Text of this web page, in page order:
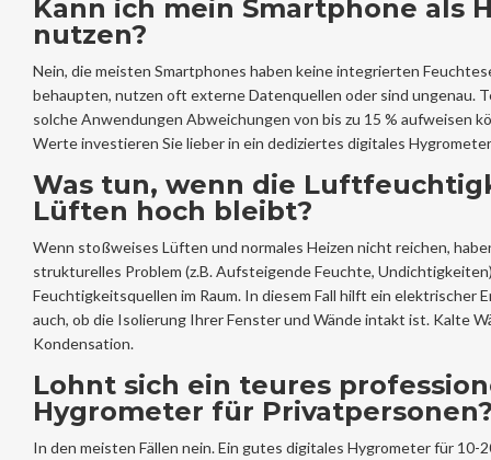
Kann ich mein Smartphone als
nutzen?
Nein, die meisten Smartphones haben keine integrierten
behaupten, nutzen oft externe Datenquellen oder sind ungenau.
solche Anwendungen Abweichungen von bis zu 15 % aufweisen
Werte investieren Sie lieber in ein dediziertes digitales
Was tun, wenn die
Lüften hoch bleibt?
Wenn stoßweises Lüften und normales Heizen nicht reichen,
strukturelles Problem (z.B. Aufsteigende Feuchte,
Feuchtigkeitsquellen im Raum. In diesem Fall hilft ein elektrischer
auch, ob die Isolierung Ihrer Fenster und Wände intakt ist. Kalte
Kondensation.
Lohnt sich ein teures
Hygrometer für
In den meisten Fällen nein. Ein gutes digitales Hygrometer für 10-